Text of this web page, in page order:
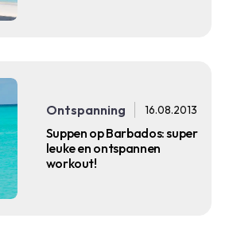
Ontspanning 16.08.2013
Suppen op Barbados: super
leuke en ontspannen
workout!